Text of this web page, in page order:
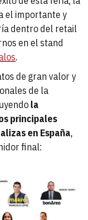
el importante y
dentro del retail
en el stand
.
de gran valor y
de la
la
principales
en España,
final: